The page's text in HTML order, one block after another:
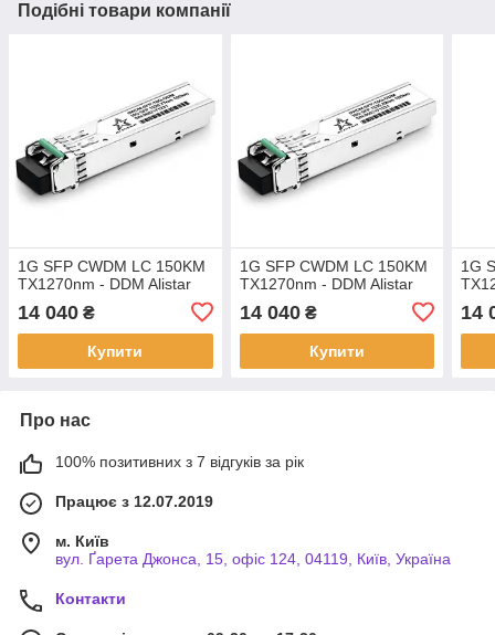
Подібні товари компанії
1G SFP CWDM LC 150KM
TX1270nm - DDM Alistar
14 040 ₴
Купити
1G SFP CWDM LC 150KM
TX1270nm - DDM Alistar
14 040₴
Купити
1G
14
Про нас
100% позитивних з 7 відгуків за рік
Працює з 12.07.2019
м. Київ
вул. Ґарета Джонса, 15, офіс 124, 04119, Київ, Україна
Контакти